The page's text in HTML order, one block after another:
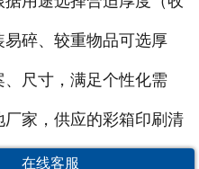
碎、较重物品可选厚
尺寸，满足个性化需
家，供应的彩箱印刷清
需额外处理即可直接使
在线客服